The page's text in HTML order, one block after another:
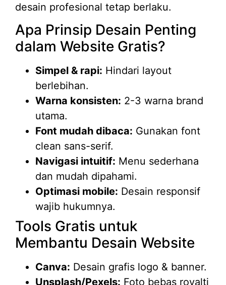
desain profesional tetap berlaku.
Apa Prinsip Desain Penting
dalam Website Gratis?
Simpel & rapi: Hindari layout
berlebihan.
Warna konsisten: 2-3 warna brand
utama.
Font mudah dibaca: Gunakan font
clean sans-serif.
Navigasi intuitif: Menu sederhana
dan mudah dipahami.
Optimasi mobile: Desain responsif
wajib hukumnya.
Tools Gratis untuk
Membantu Desain Website
Canva: Desain grafis logo & banner.
Unsplash/Pexels: Foto bebas royalti